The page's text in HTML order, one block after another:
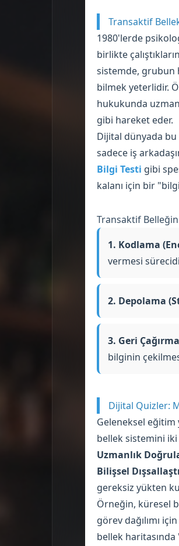
Transaktif
1980'lerde
birlikte
sistemde, grubun
bilmek yeterlidir.
hukukunda
gibi hareket eder.
Dijital dünyada
sadece iş
Bilgi Testi gibi
kalanı için bir
Transaktif
1. Kodlama
vermesi
2. Depolama
3. Geri
bilginin
Dijital Quizler:
Geleneksel
bellek sistemini
Uzmanlık
Bilişsel
gereksiz yükten
Örneğin, küresel
görev dağılımı
bellek